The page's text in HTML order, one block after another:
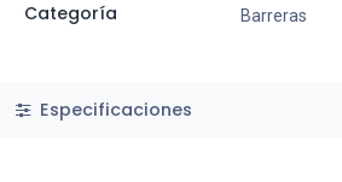
Categoría Barreras
Especificaciones